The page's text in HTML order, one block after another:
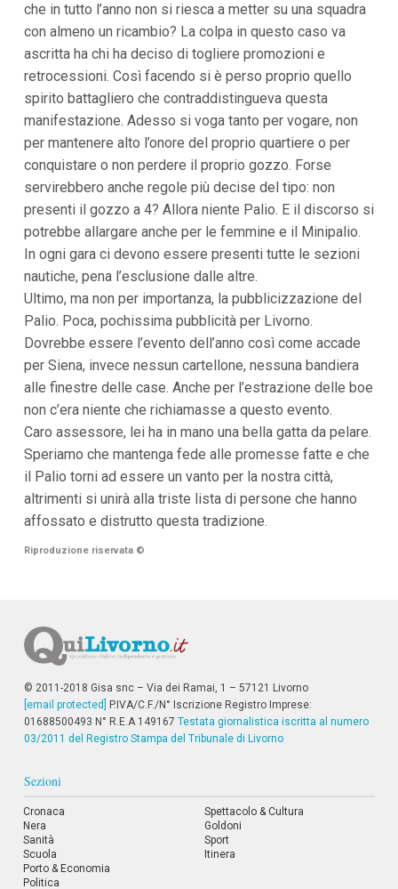
che in tutto l’anno non si riesca a metter su una squadra
con almeno un ricambio? La colpa in questo caso va
ascritta ha chi ha deciso di togliere promozioni e
retrocessioni. Così facendo si è perso proprio quello
spirito battagliero che contraddistingueva questa
manifestazione. Adesso si voga tanto per vogare, non
per mantenere alto l’onore del proprio quartiere o per
conquistare o non perdere il proprio gozzo. Forse
servirebbero anche regole più decise del tipo: non
presenti il gozzo a 4? Allora niente Palio. E il discorso si
potrebbe allargare anche per le femmine e il Minipalio.
In ogni gara ci devono essere presenti tutte le sezioni
nautiche, pena l’esclusione dalle altre.
Ultimo, ma non per importanza, la pubblicizzazione del
Palio. Poca, pochissima pubblicità per Livorno.
Dovrebbe essere l’evento dell’anno così come accade
per Siena, invece nessun cartellone, nessuna bandiera
alle finestre delle case. Anche per l’estrazione delle boe
non c’era niente che richiamasse a questo evento.
Caro assessore, lei ha in mano una bella gatta da pelare.
Speriamo che mantenga fede alle promesse fatte e che
il Palio torni ad essere un vanto per la nostra città,
altrimenti si unirà alla triste lista di persone che hanno
affossato e distrutto questa tradizione.
Riproduzione riservata ©
© 2011-2018 Gisa snc – Via dei Ramai, 1 – 57121 Livorno
[email protected]
P.IVA/C.F./N° Iscrizione Registro Imprese:
01688500493 N° R.E.A 149167 Testata giornalistica iscritta al numero
03/2011 del Registro Stampa del Tribunale di Livorno
Sezioni
Cronaca
Nera
Sanità
Scuola
Porto & Economia
Politica
Spettacolo & Cultura
Goldoni
Sport
Itinera